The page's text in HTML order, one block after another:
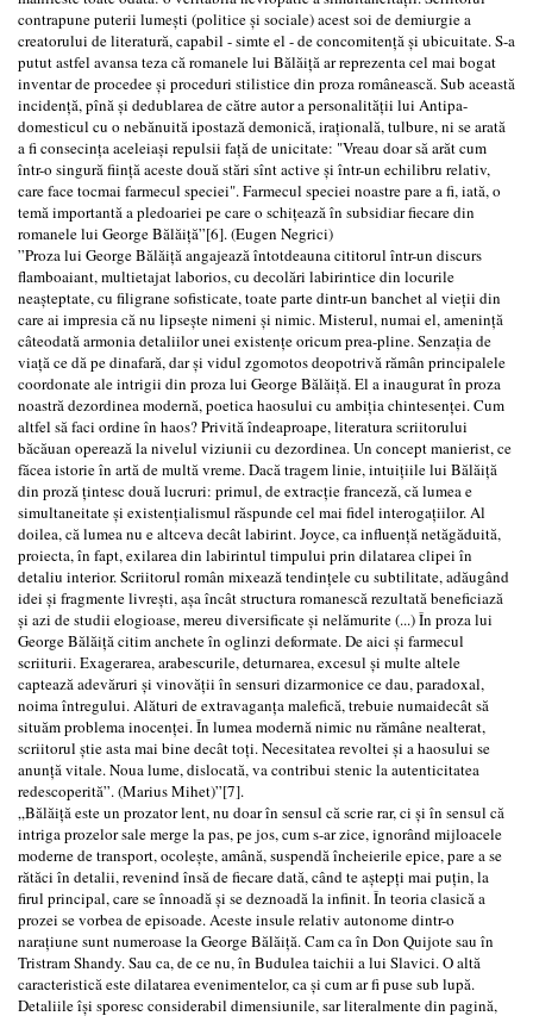
contrapune puterii lumești (politice și sociale) acest soi de demiurgie a
creatorului de literatură, capabil - simte el - de concomitență și ubicuitate. S-a
putut astfel avansa teza că romanele lui Bălăiță ar reprezenta cel mai bogat
inventar de procedee și proceduri stilistice din proza românească. Sub această
incidență, pînă și dedublarea de către autor a personalității lui Antipa-
domesticul cu o nebănuită ipostază demonică, irațională, tulbure, ni se arată
a fi consecința aceleiași repulsii față de unicitate: "Vreau doar să arăt cum
într-o singură ființă aceste două stări sînt active și într-un echilibru relativ,
care face tocmai farmecul speciei". Farmecul speciei noastre pare a fi, iată, o
temă importantă a pledoariei pe care o schițează în subsidiar fiecare din
romanele lui George Bălăiță”[6]. (Eugen Negrici)
”Proza lui George Bălăiță angajează întotdeauna cititorul într-un discurs
flamboaiant, multietajat laborios, cu decolări labirintice din locurile
neașteptate, cu filigrane sofisticate, toate parte dintr-un banchet al vieții din
care ai impresia că nu lipsește nimeni și nimic. Misterul, numai el, amenință
câteodată armonia detaliilor unei existențe oricum prea-pline. Senzația de
viață ce dă pe dinafară, dar și vidul zgomotos deopotrivă rămân principalele
coordonate ale intrigii din proza lui George Bălăiță. El a inaugurat în proza
noastră dezordinea modernă, poetica haosului cu ambiția chintesenței. Cum
altfel să faci ordine în haos? Privită îndeaproape, literatura scriitorului
băcăuan operează la nivelul viziunii cu dezordinea. Un concept manierist, ce
făcea istorie în artă de multă vreme. Dacă tragem linie, intuițiile lui Bălăiță
din proză țintesc două lucruri: primul, de extracție franceză, că lumea e
simultaneitate și existențialismul răspunde cel mai fidel interogațiilor. Al
doilea, că lumea nu e altceva decât labirint. Joyce, ca influență netăgăduită,
proiecta, în fapt, exilarea din labirintul timpului prin dilatarea clipei în
detaliu interior. Scriitorul român mixează tendințele cu subtilitate, adăugând
idei și fragmente livrești, așa încât structura romanescă rezultată beneficiază
și azi de studii elogioase, mereu diversificate și nelămurite (...) În proza lui
George Bălăiță citim anchete în oglinzi deformate. De aici și farmecul
scriiturii. Exagerarea, arabescurile, deturnarea, excesul și multe altele
captează adevăruri și vinovății în sensuri dizarmonice ce dau, paradoxal,
noima întregului. Alături de extravaganța malefică, trebuie numaidecât să
situăm problema inocenței. În lumea modernă nimic nu rămâne nealterat,
scriitorul știe asta mai bine decât toți. Necesitatea revoltei și a haosului se
anunță vitale. Noua lume, dislocată, va contribui stenic la autenticitatea
redescoperită”. (Marius Mihet)”[7].
„Bălăiță este un prozator lent, nu doar în sensul că scrie rar, ci și în sensul că
intriga prozelor sale merge la pas, pe jos, cum s-ar zice, ignorând mijloacele
moderne de transport, ocolește, amână, suspendă încheierile epice, pare a se
rătăci în detalii, revenind însă de fiecare dată, când te aștepți mai puțin, la
firul principal, care se înnoadă și se deznoadă la infinit. În teoria clasică a
prozei se vorbea de episoade. Aceste insule relativ autonome dintr-o
narațiune sunt numeroase la George Bălăiță. Cam ca în Don Quijote sau în
Tristram Shandy. Sau ca, de ce nu, în Budulea taichii a lui Slavici. O altă
caracteristică este dilatarea evenimentelor, ca și cum ar fi puse sub lupă.
Detaliile își sporesc considerabil dimensiunile, sar literalmente din pagină,